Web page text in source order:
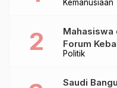
Kemanusiaan
Politik
Mahasiswa
Forum
Saudi